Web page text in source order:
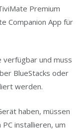
Premium
Companion App für
verfügbar und muss
BlueStacks oder
werden.
haben, müssen
installieren, um